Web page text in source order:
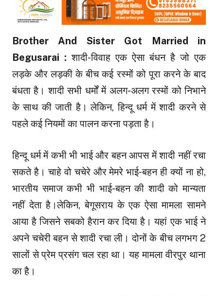
Brother And Sister Got Married in
Begusarai :शादी-विवाह एक ऐसा बंधन है जो एक
लड़के और लड़की के बीच कई रस्मों को पूरा करने के बाद
बंधता है। शादी सभी धर्मों में अलग-अलग रस्मों को निभाने
के साथ की जाती है। लेकिन, हिन्दू धर्म में शादी करने से
पहले कई नियमों का पालन करना पड़ता है।
हिन्दू धर्म में कभी भी भाई और बहन आपस में शादी नहीं रचा
सकते है। चाहे वो चचेरे और मेमरे भाई-बहन ही क्यों ना हो,
भारतीय समाज कभी भी भाई-बहन की शादी को मान्यता
नहीं देता है।लेकिन, बेगूसराय के एक ऐसा मामला सामने
आया है जिसने सबको हैरान कर दिया है। यहां एक भाई ने
अपने चचेरी बहन से शादी रचा ली। दोनों के बीच लगभग 2
सालों से प्रेम प्रसंग चल रहा था। यह मामला वीरपुर थाना
का है।